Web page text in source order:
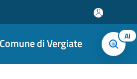
Comune di Vergiate AI